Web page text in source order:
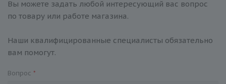
Вы можете задать любой интересующий вас вопрос
по товару или работе магазина.
Наши квалифицированные специалисты обязательно
вам помогут.
Вопрос *